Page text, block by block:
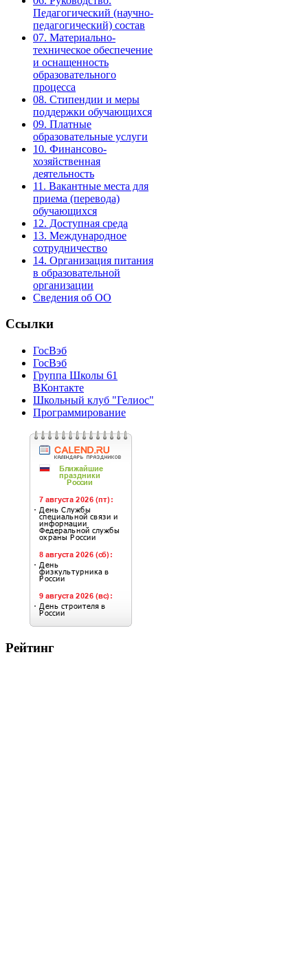
Педагогический (научно-
педагогический) состав
07. Материально-
техническое обеспечение
и оснащенность
образовательного
процесса
08. Стипендии и меры
поддержки обучающихся
09. Платные
образовательные услуги
10. Финансово-
хозяйственная
деятельность
11. Вакантные места для
приема (перевода)
обучающихся
12. Доступная среда
13. Международное
сотрудничество
14. Организация питания
в образовательной
организации
Сведения об ОО
Ссылки
ГосВэб
ГосВэб
Группа Школы 61
ВКонтакте
Школьный клуб "Гелиос"
Программирование
Рейтинг